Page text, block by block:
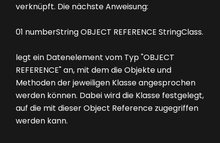
verknüpft. Die nächste Anweisung:
01 numberString OBJECT REFERENCE StringClass.
legt ein Datenelement vom Typ "OBJECT
REFERENCE" an, mit dem die Objekte und
Methoden der jeweiligen Klasse angesprochen
werden können. Dabei wird die Klasse festgelegt,
auf die mit dieser Object Reference zugegriffen
werden kann.